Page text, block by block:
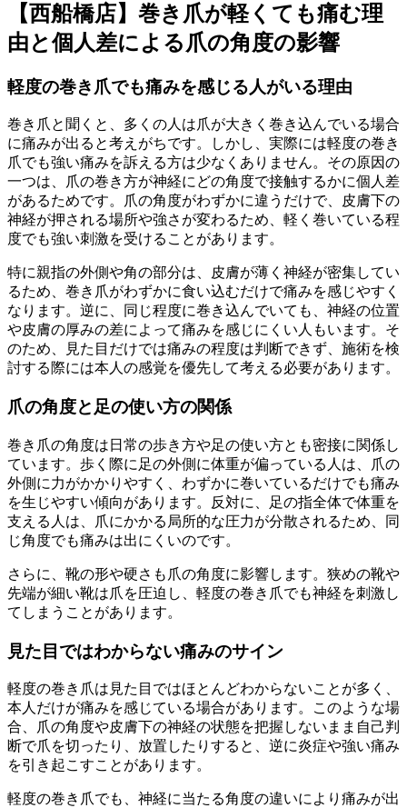
【西船橋店】巻き爪が軽くても痛む理
由と個人差による爪の角度の影響
軽度の巻き爪でも痛みを感じる人がいる理由
巻き爪と聞くと、多くの人は爪が大きく巻き込んでいる場合
に痛みが出ると考えがちです。しかし、実際には軽度の巻き
爪でも強い痛みを訴える方は少なくありません。その原因の
一つは、爪の巻き方が神経にどの角度で接触するかに個人差
があるためです。爪の角度がわずかに違うだけで、皮膚下の
神経が押される場所や強さが変わるため、軽く巻いている程
度でも強い刺激を受けることがあります。
特に親指の外側や角の部分は、皮膚が薄く神経が密集してい
るため、巻き爪がわずかに食い込むだけで痛みを感じやすく
なります。逆に、同じ程度に巻き込んでいても、神経の位置
や皮膚の厚みの差によって痛みを感じにくい人もいます。そ
のため、見た目だけでは痛みの程度は判断できず、施術を検
討する際には本人の感覚を優先して考える必要があります。
爪の角度と足の使い方の関係
巻き爪の角度は日常の歩き方や足の使い方とも密接に関係し
ています。歩く際に足の外側に体重が偏っている人は、爪の
外側に力がかかりやすく、わずかに巻いているだけでも痛み
を生じやすい傾向があります。反対に、足の指全体で体重を
支える人は、爪にかかる局所的な圧力が分散されるため、同
じ角度でも痛みは出にくいのです。
さらに、靴の形や硬さも爪の角度に影響します。狭めの靴や
先端が細い靴は爪を圧迫し、軽度の巻き爪でも神経を刺激し
てしまうことがあります。
見た目ではわからない痛みのサイン
軽度の巻き爪は見た目ではほとんどわからないことが多く、
本人だけが痛みを感じている場合があります。このような場
合、爪の角度や皮膚下の神経の状態を把握しないまま自己判
断で爪を切ったり、放置したりすると、逆に炎症や強い痛み
を引き起こすことがあります。
軽度の巻き爪でも、神経に当たる角度の違いにより痛みが出